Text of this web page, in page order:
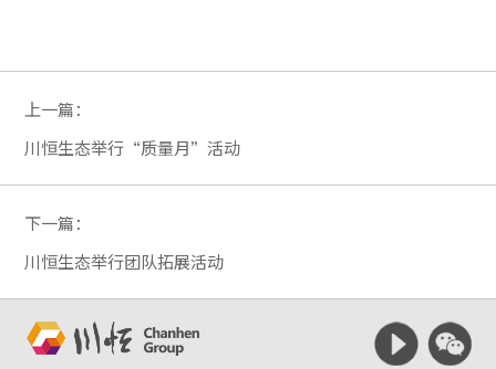
上一篇：
川恒生态举行“质量月”活动
下一篇：
川恒生态举行团队拓展活动